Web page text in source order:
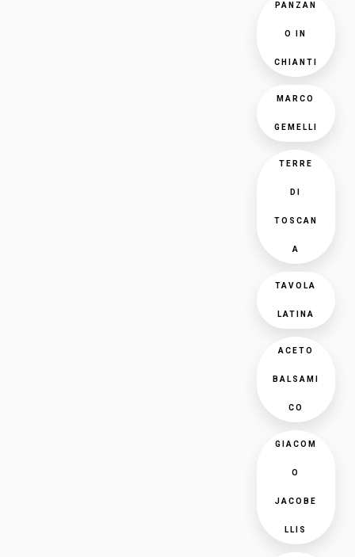
PANZAN
O IN
CHIANTI
MARCO
GEMELLI
TERRE
DI
TOSCAN
A
TAVOLA
LATINA
ACETO
BALSAMI
CO
GIACOM
O
JACOBE
LLIS